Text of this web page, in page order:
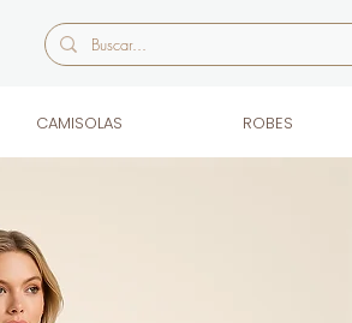
CAMISOLAS ROBES